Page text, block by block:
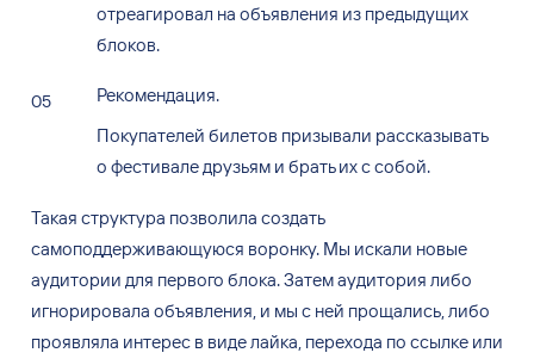
отреагировал на объявления из предыдущих
блоков.
Рекомендация.
Покупателей билетов призывали рассказывать
о фестивале друзьям и брать их с собой.
Такая структура позволила создать
самоподдерживающуюся воронку. Мы искали новые
аудитории для первого блока. Затем аудитория либо
игнорировала объявления, и мы с ней прощались, либо
проявляла интерес в виде лайка, перехода по ссылке или